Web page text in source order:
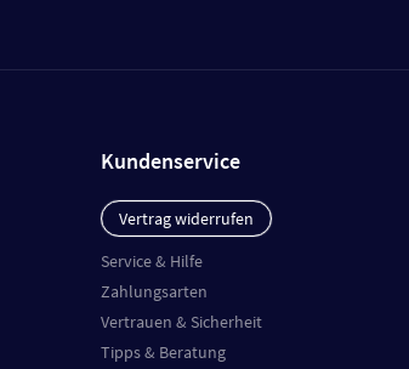
Kundenservice
Vertrag widerrufen
Service & Hilfe
Zahlungsarten
Vertrauen & Sicherheit
Tipps & Beratung